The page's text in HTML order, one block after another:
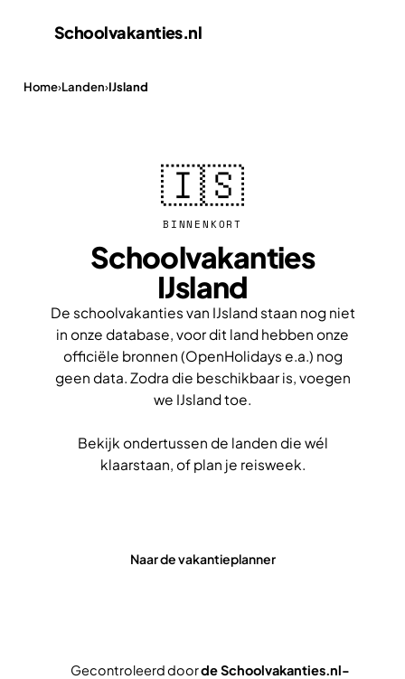
Schoolvakanties.nl
Home›Landen›IJsland
🇮🇸
BINNENKORT
Schoolvakanties
IJsland
De schoolvakanties van IJsland staan nog niet
in onze database, voor dit land hebben onze
officiële bronnen (OpenHolidays e.a.) nog
geen data. Zodra die beschikbaar is, voegen
we IJsland toe.
Bekijk ondertussen de landen die wél
klaarstaan, of plan je reisweek.
Naar de vakantieplanner
Gecontroleerd doorde Schoolvakanties.nl-